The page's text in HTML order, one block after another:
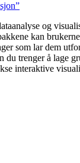
og
kan
som lar dem
du trenger å lage
interaktive